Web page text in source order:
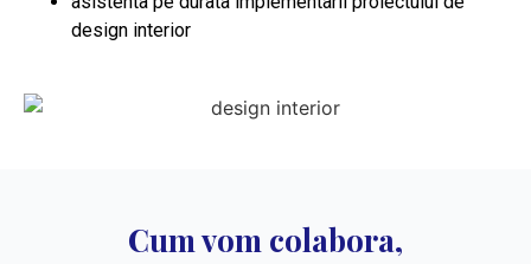
design interior
Cum vom colabora,